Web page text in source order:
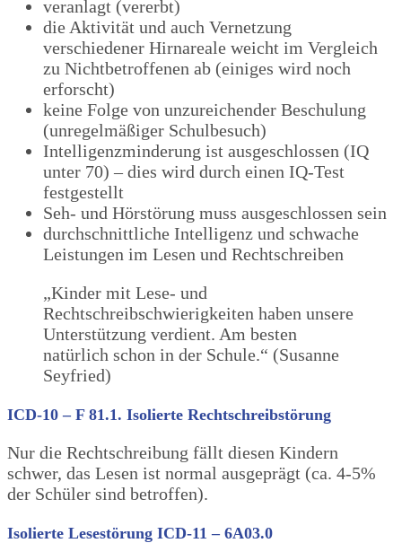
veranlagt (vererbt)
die Aktivität und auch Vernetzung
verschiedener Hirnareale weicht im Vergleich
zu Nichtbetroffenen ab (einiges wird noch
erforscht)
keine Folge von unzureichender Beschulung
(unregelmäßiger Schulbesuch)
Intelligenzminderung ist ausgeschlossen (IQ
unter 70) – dies wird durch einen IQ-Test
festgestellt
Seh- und Hörstörung muss ausgeschlossen sein
durchschnittliche Intelligenz und schwache
Leistungen im Lesen und Rechtschreiben
„Kinder mit Lese- und
Rechtschreibschwierigkeiten haben unsere
Unterstützung verdient. Am besten
natürlich schon in der Schule.“ (Susanne
Seyfried)
ICD-10 – F 81.1. Isolierte Rechtschreibstörung
Nur die Rechtschreibung fällt diesen Kindern
schwer, das Lesen ist normal ausgeprägt (ca. 4-5%
der Schüler sind betroffen).
Isolierte Lesestörung ICD-11 – 6A03.0